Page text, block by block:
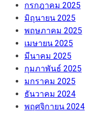
กรกฎาคม 2025
มิถุนายน 2025
พฤษภาคม 2025
เมษายน 2025
มีนาคม 2025
กุมภาพันธ์ 2025
มกราคม 2025
ธันวาคม 2024
พฤศจิกายน 2024